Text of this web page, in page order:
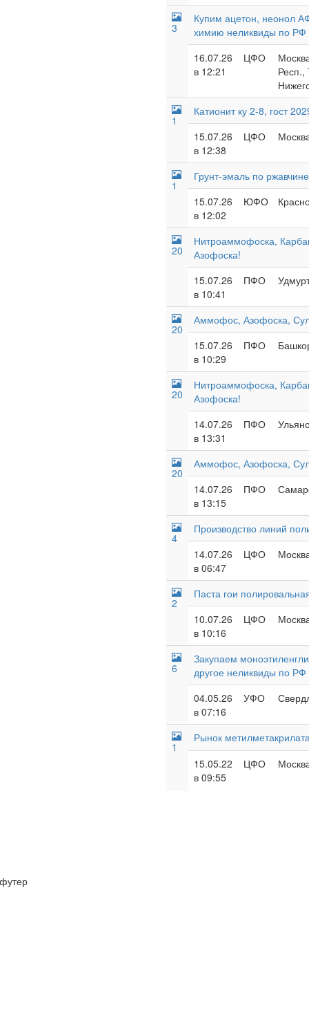
3
Купим ацетон, неонол
химию неликвиды по РФ
16.07.26
в 12:21
ЦФО
Респ.,
1
Катионит ку 2-8, гост
15.07.26
в 12:38
ЦФО
1
Грунт-эмаль по
15.07.26
в 12:02
ЮФО
20
Нитроаммофоска,
Азофоска!
15.07.26
в 10:41
ПФО
20
Аммофос, Азофоска,
15.07.26
в 10:29
ПФО
20
Нитроаммофоска,
Азофоска!
14.07.26
в 13:31
ПФО
20
Аммофос, Азофоска,
14.07.26
в 13:15
ПФО
4
Производство линий
14.07.26
в 06:47
ЦФО
2
Паста гои
10.07.26
в 10:16
ЦФО
6
Закупаем
другое неликвиды по РФ
04.05.26
в 07:16
УФО
1
Рынок
15.05.22
в 09:55
ЦФО
футер